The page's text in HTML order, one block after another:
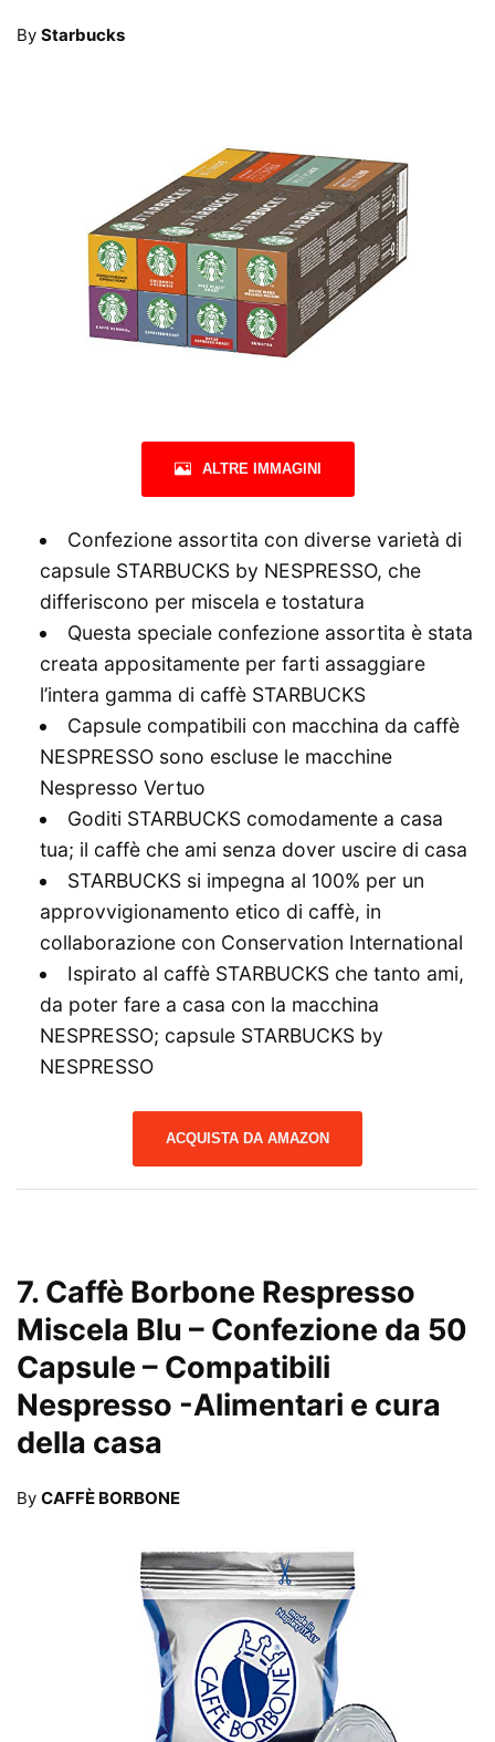
By Starbucks
ALTRE IMMAGINI
Confezione assortita con diverse varietà di
capsule STARBUCKS by NESPRESSO, che
differiscono per miscela e tostatura
Questa speciale confezione assortita è stata
creata appositamente per farti assaggiare
l’intera gamma di caffè STARBUCKS
Capsule compatibili con macchina da caffè
NESPRESSO sono escluse le macchine
Nespresso Vertuo
Goditi STARBUCKS comodamente a casa
tua; il caffè che ami senza dover uscire di casa
STARBUCKS si impegna al 100% per un
approvvigionamento etico di caffè, in
collaborazione con Conservation International
Ispirato al caffè STARBUCKS che tanto ami,
da poter fare a casa con la macchina
NESPRESSO; capsule STARBUCKS by
NESPRESSO
ACQUISTA DA AMAZON
7. Caffè Borbone Respresso
Miscela Blu – Confezione da 50
Capsule – Compatibili
Nespresso -Alimentari e cura
della casa
By CAFFÈ BORBONE